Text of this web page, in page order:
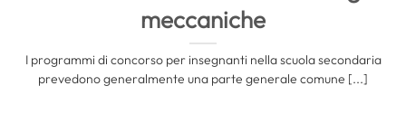
meccaniche
I programmi di concorso per insegnanti nella scuola secondaria
prevedono generalmente una parte generale comune [...]